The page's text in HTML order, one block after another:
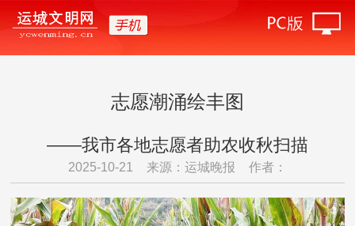
志愿潮涌绘丰图
——我市各地志愿者助农收秋扫描
2025-10-21 来源：运城晚报 作者：